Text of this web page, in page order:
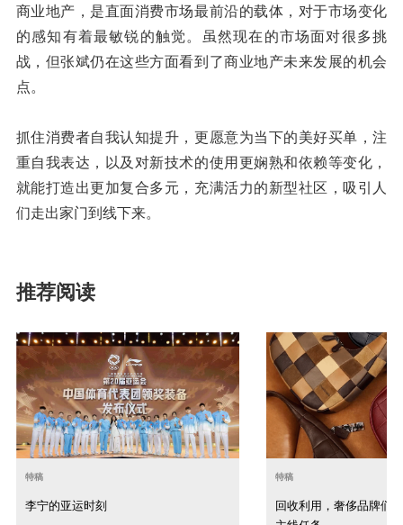
商业地产，是直面消费市场最前沿的载体，对于市场变化
的感知有着最敏锐的触觉。虽然现在的市场面对很多挑
战，但张斌仍在这些方面看到了商业地产未来发展的机会
点。
抓住消费者自我认知提升，更愿意为当下的美好买单，注
重自我表达，以及对新技术的使用更娴熟和依赖等变化，
就能打造出更加复合多元，充满活力的新型社区，吸引人
们走出家门到线下来。
推荐阅读
特稿
李宁的亚运时刻
特稿
回收利用，奢侈品牌们